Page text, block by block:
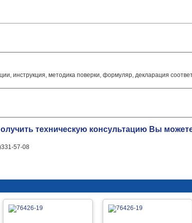
инструкция, методика поверки, формуляр, декларация
техническую консультацию Вы
57-08